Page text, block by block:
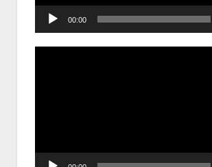
00:00